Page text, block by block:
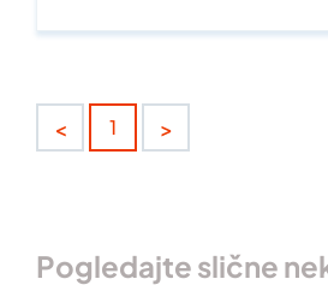
< 1 >
Pogledajte slične